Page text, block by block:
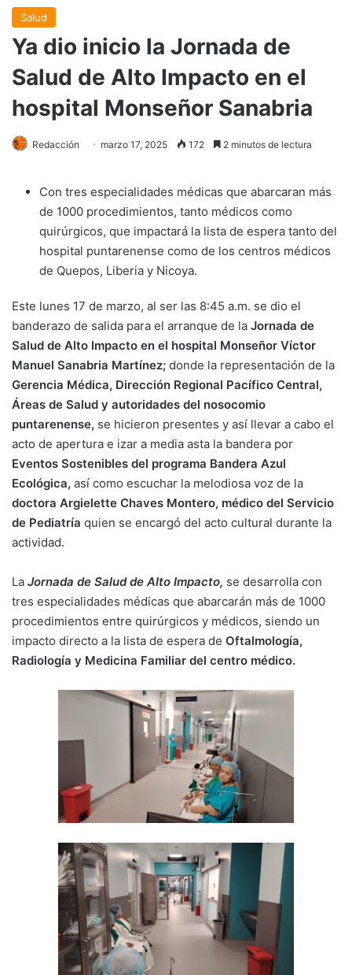
Salud
Ya dio inicio la Jornada de
Salud de Alto Impacto en el
hospital Monseñor Sanabria
Redacción marzo 17, 2025 172 2 minutos de lectura
Con tres especialidades médicas que abarcaran más
de 1000 procedimientos, tanto médicos como
quirúrgicos, que impactará la lista de espera tanto del
hospital puntarenense como de los centros médicos
de Quepos, Liberia y Nicoya.
Este lunes 17 de marzo, al ser las 8:45 a.m. se dio el
banderazo de salida para el arranque de la Jornada de
Salud de Alto Impacto en el hospital Monseñor Víctor
Manuel Sanabria Martínez; donde la representación de la
Gerencia Médica, Dirección Regional Pacífico Central,
Áreas de Salud y autoridades del nosocomio
puntarenense, se hicieron presentes y así llevar a cabo el
acto de apertura e izar a media asta la bandera por
Eventos Sostenibles del programa Bandera Azul
Ecológica, así como escuchar la melodiosa voz de la
doctora Argielette Chaves Montero, médico del Servicio
de Pediatría quien se encargó del acto cultural durante la
actividad.
La Jornada de Salud de Alto Impacto, se desarrolla con
tres especialidades médicas que abarcarán más de 1000
procedimientos entre quirúrgicos y médicos, siendo un
impacto directo a la lista de espera de Oftalmología,
Radiología y Medicina Familiar del centro médico.